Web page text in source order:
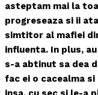
asteptam mai la
progreseaza si ii
simtitor al mafiei
influenta. In plus,
s-a abtinut sa dea
fac ei o cacealma